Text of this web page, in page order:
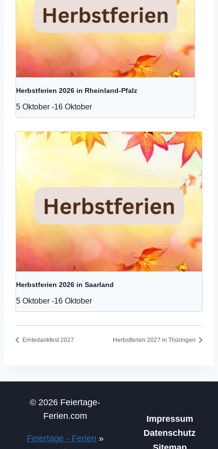
Herbstferien 2026 in Rheinland-Pfalz
5 Oktober -16 Oktober
Herbstferien 2026 in Saarland
5 Oktober -16 Oktober
Erntedankfest 2027 Herbstferien 2027 in Thüringen
© 2026 Feiertage-
Ferien.com
Feiertage - Ferien »
Impressum
Datenschutz